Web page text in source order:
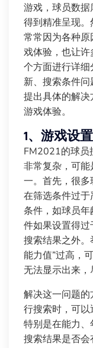
游戏，球员数
得到精准呈现。
常常因为各种
戏体验，也让
个方面进行详
新、搜索条件
提出具体的解
游戏体验。
1、游戏设
FM2021的球员
非常复杂，可
一。首先，很
在筛选条件过
条件，如球员
件如果设置得
搜索结果之外
能力值”过高，
无法显示出来，
解决这一问题
行搜索时，可以
特别是在能力
搜索结果是否